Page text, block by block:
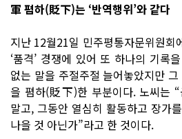
軍 폄하(貶下)는 ‘반역행위’와 같다
지난 12월21일 민주평통자문위원회
‘품격’ 경쟁에 있어 또 하나의 기록
없는 말을 주절주절 늘어놓았지만
을 폄하(貶下)한 부분이다. 노씨는
말고, 그동안 열심히 활동하고 장가
나을 것 아닌가”라고 한 것이다.